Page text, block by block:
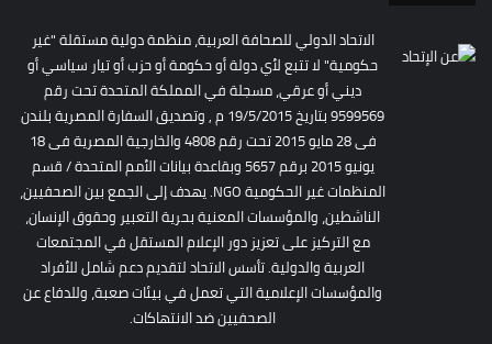
الاتحاد الدولي للصحافة العربية، منظمة دولية مستقلة "غير
حكومية" لا تتبع لأي دولة أو حكومة أو حزب أو تيار سياسي أو
ديني أو عرقي، مسجلة في المملكة المتحدة تحت رقم
9599569 بتاريخ 19/5/2015 م , وتصديق السفارة المصرية بلندن
فى 28 مايو 2015 تحت رقم 4808 والخارجية المصرية فى 18
يونيو 2015 برقم 5657 وبقاعدة بيانات الأمم المتحدة / قسم
المنظمات غير الحكومية NGO. يهدف إلى الجمع بين الصحفيين،
الناشطين، والمؤسسات المعنية بحرية التعبير وحقوق الإنسان،
مع التركيز على تعزيز دور الإعلام المستقل في المجتمعات
العربية والدولية. تأسس الاتحاد لتقديم دعم شامل للأفراد
والمؤسسات الإعلامية التي تعمل في بيئات صعبة، وللدفاع عن
الصحفيين ضد الانتهاكات.